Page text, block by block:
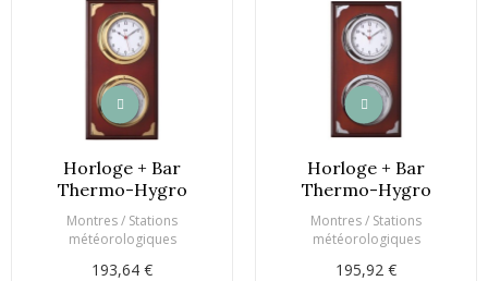
Horloge + Bar
Thermo-Hygro
Montres / Stations
météorologiques
193,64 €
Horloge + Bar
Thermo-Hygro
Montres / Stations
météorologiques
195,92 €